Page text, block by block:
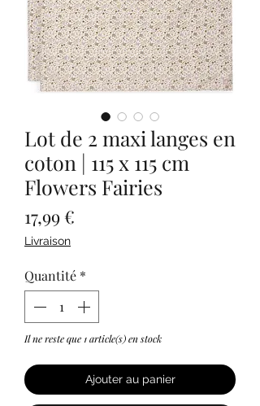
Lot de 2 maxi langes en
coton | 115 x 115 cm
Flowers Fairies
17,99 €
Livraison
Quantité *
Il ne reste que 1 article(s) en stock
Ajouter au panier